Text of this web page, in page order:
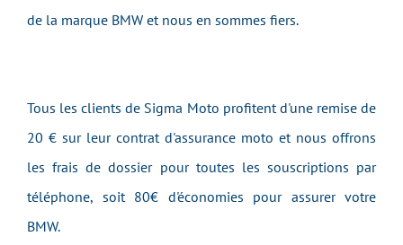
de la marque BMW et nous en sommes fiers.
Tous les clients de Sigma Moto profitent d'une remise de
20 € sur leur contrat d'assurance moto et nous offrons
les frais de dossier pour toutes les souscriptions par
téléphone, soit 80€ d'économies pour assurer votre
BMW.